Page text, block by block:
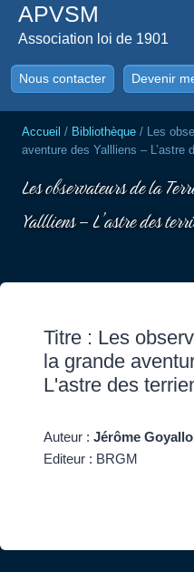
AllerAPVSM
Association loi de 1901
Nous contacter Devenir
Accueil / Bibliothèque /
Les
aventure des Yallliens – L’astre
Les observateurs de la
Yallliens – L’astre des
Titre : Les
la grande
L'astre des
Auteur : Jérôme
Editeur : BRGM